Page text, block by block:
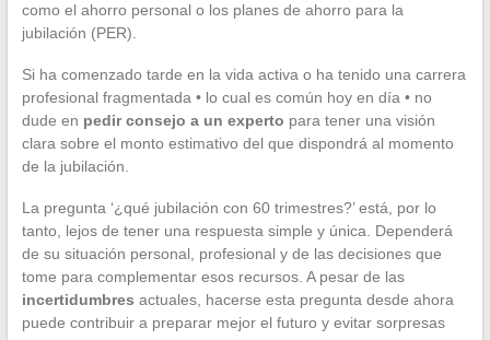
como el ahorro personal o los planes de ahorro para la
jubilación (PER).
Si ha comenzado tarde en la vida activa o ha tenido una carrera
profesional fragmentada • lo cual es común hoy en día • no
dude en pedir consejo a un experto para tener una visión
clara sobre el monto estimativo del que dispondrá al momento
de la jubilación.
La pregunta ‘¿qué jubilación con 60 trimestres?’ está, por lo
tanto, lejos de tener una respuesta simple y única. Dependerá
de su situación personal, profesional y de las decisiones que
tome para complementar esos recursos. A pesar de las
incertidumbres actuales, hacerse esta pregunta desde ahora
puede contribuir a preparar mejor el futuro y evitar sorpresas